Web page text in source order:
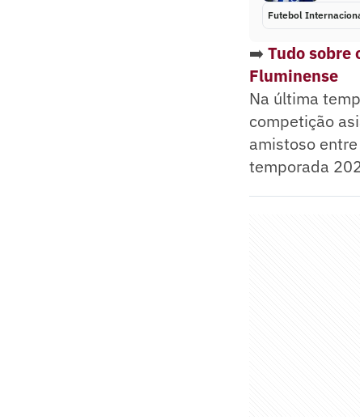
Futebol
➡️ Tudo sobre
Fluminense
Na última
competição
amistoso
temporada